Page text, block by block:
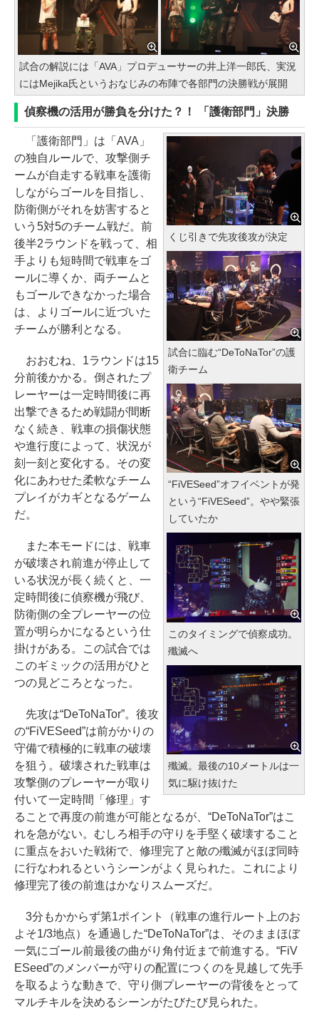
試合の解説には「AVA」プロデューサーの井上洋一郎氏、実況
にはMejika氏というおなじみの布陣で各部門の決勝戦が展開
偵察機の活用が勝負を分けた？！ 「護衛部門」決勝
くじ引きで先攻後攻が決定
試合に臨む“DeToNaTor”の護
衛チーム
“FiVESeed”オフイベントが発
という“FiVESeed”。やや緊張
していたか
このタイミングで偵察成功。
殲滅へ
殲滅。最後の10メートルは一
気に駆け抜けた
「護衛部門」は「AVA」
の独自ルールで、攻撃側チ
ームが自走する戦車を護衛
しながらゴールを目指し、
防衛側がそれを妨害すると
いう5対5のチーム戦だ。前
後半2ラウンドを戦って、相
手よりも短時間で戦車をゴ
ールに導くか、両チームと
もゴールできなかった場合
は、よりゴールに近づいた
チームが勝利となる。
おおむね、1ラウンドは15
分前後かかる。倒されたプ
レーヤーは一定時間後に再
出撃できるため戦闘が間断
なく続き、戦車の損傷状態
や進行度によって、状況が
刻一刻と変化する。その変
化にあわせた柔軟なチーム
プレイがカギとなるゲーム
だ。
また本モードには、戦車
が破壊され前進が停止して
いる状況が長く続くと、一
定時間後に偵察機が飛び、
防衛側の全プレーヤーの位
置が明らかになるという仕
掛けがある。この試合では
このギミックの活用がひと
つの見どころとなった。
先攻は“DeToNaTor”。後攻
の“FiVESeed”は前がかりの
守備で積極的に戦車の破壊
を狙う。破壊された戦車は
攻撃側のプレーヤーが取り
付いて一定時間「修理」す
ることで再度の前進が可能となるが、“DeToNaTor”はこ
れを急がない。むしろ相手の守りを手堅く破壊すること
に重点をおいた戦術で、修理完了と敵の殲滅がほぼ同時
に行なわれるというシーンがよく見られた。これにより
修理完了後の前進はかなりスムーズだ。
3分もかからず第1ポイント（戦車の進行ルート上のお
よそ1/3地点）を通過した“DeToNaTor”は、そのままほぼ
一気にゴール前最後の曲がり角付近まで前進する。“FiV
ESeed”のメンバーが守りの配置につくのを見越して先手
を取るような動きで、守り側プレーヤーの背後をとって
マルチキルを決めるシーンがたびたび見られた。